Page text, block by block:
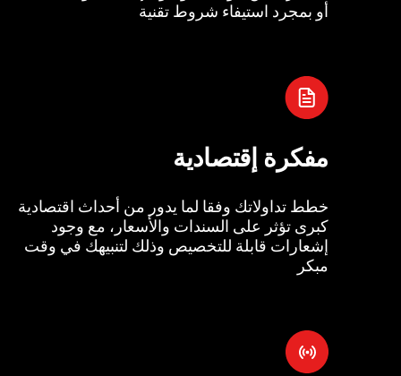
أو بمجرد استيفاء شروط تقنية
مفكرة إقتصادية
خطط تداولاتك وفقا لما يدور من أحداث اقتصادية
كبرى تؤثر على السندات والأسعار، مع وجود
إشعارات قابلة للتخصيص وذلك لتنبيهك في وقت
مبكر